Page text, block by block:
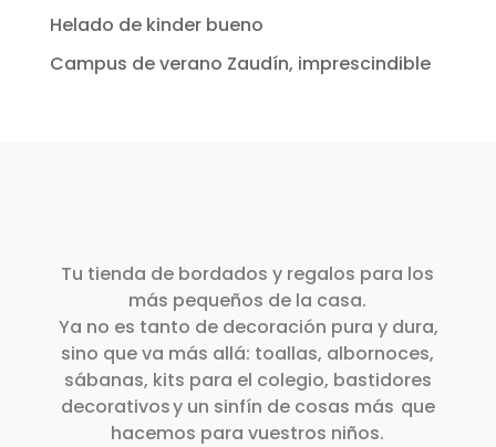
Helado de kinder bueno
Campus de verano Zaudín, imprescindible
Tu tienda de bordados y regalos para los
más pequeños de la casa.
Ya no es tanto de decoración pura y dura,
sino que va más allá: toallas, albornoces,
sábanas, kits para el colegio, bastidores
decorativos y un sinfín de cosas más que
hacemos para vuestros niños.